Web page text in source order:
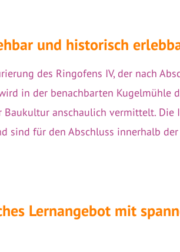
und historisch
des Ringofens IV, der nach
in der benachbarten Kugelmühle
anschaulich vermittelt. Die
sind für den Abschluss innerhalb
Lernangebot mit